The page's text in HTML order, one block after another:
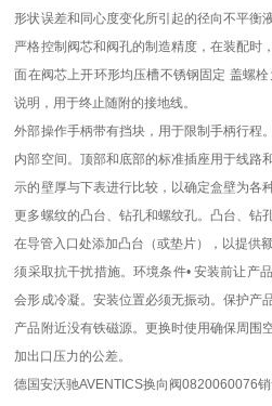
形状误差和同心度变化所引起的径向不平衡
严格控制阀芯和阀孔的制造精度，在装配时
面在阀芯上开环形均压槽不锈钢固定 盖螺
说明，用于终止随附的接地线。
外部操作手柄带有挡块，用于限制手柄行程
内部空间。顶部和底部的标准插座用于线路
示的壁厚与下表进行比较，以确定盒壁为各
更多螺纹的凸台、钻孔和螺纹孔。凸台、钻
在导管入口处添加凸台（或垫片），以提供
须采取抗干扰措施。环境条件• 安装前让产
会形成冷凝。安装位置必须无振动。保护产
产品附近没有铁磁源。更换时使用确保周围
加出口压力的公差。
德国安沃驰AVENTICS换向阀0820060076